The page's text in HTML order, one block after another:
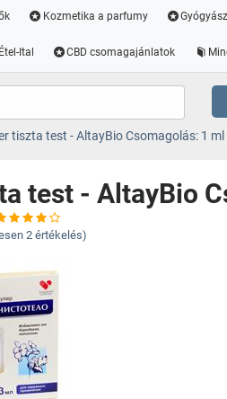
Kozmetika a parfumy
Étel-Ital CBD csomagajánlatok
tiszta test - AltayBio Csomagolás: 1 ml
test - AltayBio
2 értékelés)